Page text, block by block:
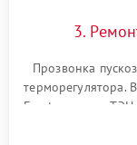
3.
Прозвонка
терморегулятора.
Frost, включая ТЭН
платы